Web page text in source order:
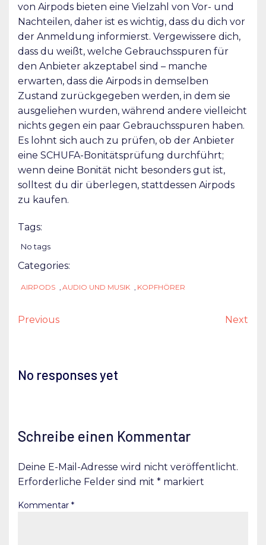
von Airpods bieten eine Vielzahl von Vor- und
Nachteilen, daher ist es wichtig, dass du dich vor
der Anmeldung informierst. Vergewissere dich,
dass du weißt, welche Gebrauchsspuren für
den Anbieter akzeptabel sind – manche
erwarten, dass die Airpods in demselben
Zustand zurückgegeben werden, in dem sie
ausgeliehen wurden, während andere vielleicht
nichts gegen ein paar Gebrauchsspuren haben.
Es lohnt sich auch zu prüfen, ob der Anbieter
eine SCHUFA-Bonitätsprüfung durchführt;
wenn deine Bonität nicht besonders gut ist,
solltest du dir überlegen, stattdessen Airpods
zu kaufen.
Tags:
No tags
Categories:
AIRPODS , AUDIO UND MUSIK , KOPFHÖRER
Previous Next
No responses yet
Schreibe einen Kommentar
Deine E-Mail-Adresse wird nicht veröffentlicht.
Erforderliche Felder sind mit * markiert
Kommentar *